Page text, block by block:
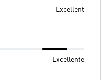
Excellent
Excellente